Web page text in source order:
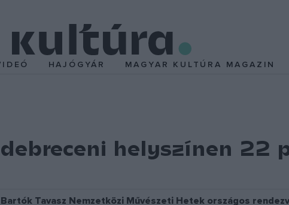
HAJÓGYÁR MAGYAR KULTÚRA MAGAZIN
helyszínen 22
Tavasz Nemzetközi Művészeti Hetek országos